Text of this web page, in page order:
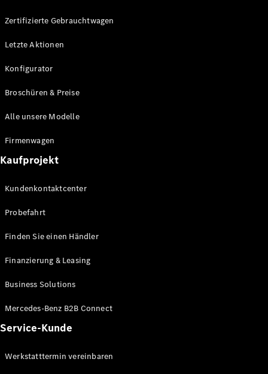
GLE
GLE Coupé
Coupé
GLS
Mercedes-
GLS SUV
Maybach
G-Klasse
G-Klasse
Konfigurator
Benz Store
Zertifizierte Gebrauchtwagen
Letzte Aktionen
Konfigurator
Broschüren & Preise
Alle unsere Modelle
Firmenwagen
Kaufprojekt
Kundenkontaktcenter
Probefahrt
Finden Sie einen Händler
Finanzierung & Leasing
Business Solutions
Mercedes-Benz B2B Connect
Service-Kunde
Werkstatttermin vereinbaren